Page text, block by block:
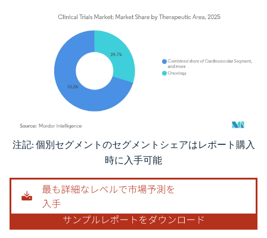
画像 © Mordor Intelligence。再利用にはCC BY 4.0の表示が必要です。
注記: 個別セグメントのセグメントシェアはレポート購入
時に入手可能